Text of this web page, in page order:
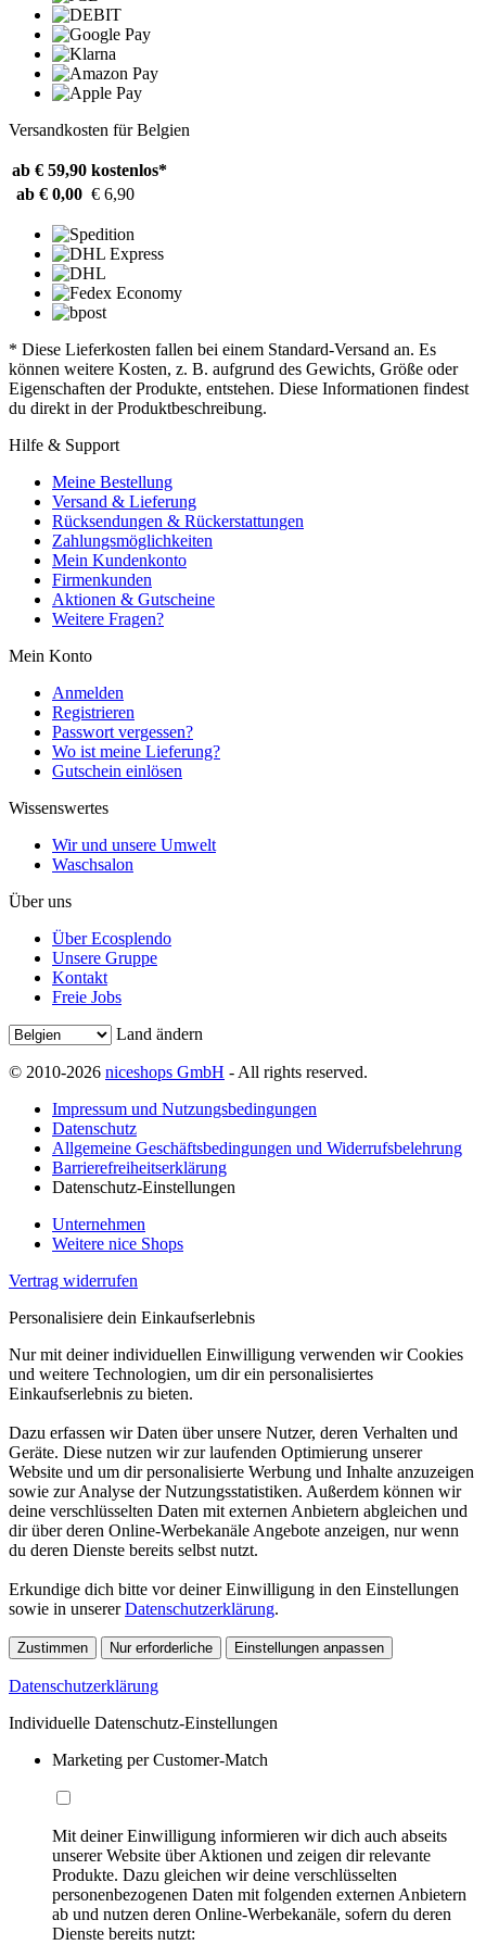
Versandkosten für Belgien
ab € 59,90 kostenlos*
ab € 0,00 € 6,90
* Diese Lieferkosten fallen bei einem Standard-Versand an. Es
können weitere Kosten, z. B. aufgrund des Gewichts, Größe oder
Eigenschaften der Produkte, entstehen. Diese Informationen findest
du direkt in der Produktbeschreibung.
Hilfe & Support
Meine Bestellung
Versand & Lieferung
Rücksendungen & Rückerstattungen
Zahlungsmöglichkeiten
Mein Kundenkonto
Firmenkunden
Aktionen & Gutscheine
Weitere Fragen?
Mein Konto
Anmelden
Registrieren
Passwort vergessen?
Wo ist meine Lieferung?
Gutschein einlösen
Wissenswertes
Wir und unsere Umwelt
Waschsalon
Über uns
Über Ecosplendo
Unsere Gruppe
Kontakt
Freie Jobs
Land ändern
© 2010-2026 niceshops GmbH - All rights reserved.
Impressum und Nutzungsbedingungen
Datenschutz
Allgemeine Geschäftsbedingungen und Widerrufsbelehrung
Barrierefreiheitserklärung
Datenschutz-Einstellungen
Unternehmen
Weitere nice Shops
Vertrag widerrufen
Personalisiere dein Einkaufserlebnis
Nur mit deiner individuellen Einwilligung verwenden wir Cookies
und weitere Technologien, um dir ein personalisiertes
Einkaufserlebnis zu bieten.
Dazu erfassen wir Daten über unsere Nutzer, deren Verhalten und
Geräte. Diese nutzen wir zur laufenden Optimierung unserer
Website und um dir personalisierte Werbung und Inhalte anzuzeigen
sowie zur Analyse der Nutzungsstatistiken. Außerdem können wir
deine verschlüsselten Daten mit externen Anbietern abgleichen und
dir über deren Online-Werbekanäle Angebote anzeigen, nur wenn
du deren Dienste bereits selbst nutzt.
Erkundige dich bitte vor deiner Einwilligung in den Einstellungen
sowie in unsererDatenschutzerklärung.
Zustimmen Nur erforderliche Einstellungen anpassen
Datenschutzerklärung
Individuelle Datenschutz-Einstellungen
Marketing per Customer-Match
Mit deiner Einwilligung informieren wir dich auch abseits
unserer Website über Aktionen und zeigen dir relevante
Produkte. Dazu gleichen wir deine verschlüsselten
personenbezogenen Daten mit folgenden externen Anbietern
ab und nutzen deren Online-Werbekanäle, sofern du deren
Dienste bereits nutzt: